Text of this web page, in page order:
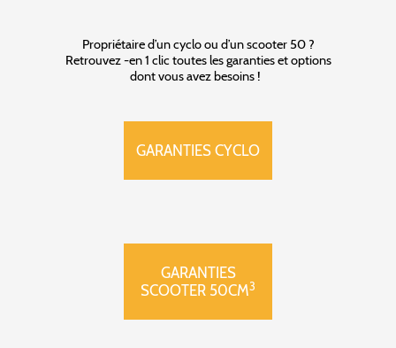
Propriétaire d’un cyclo ou d’un scooter 50 ?
Retrouvez -en 1 clic toutes les garanties et options
dont vous avez besoins !
GARANTIES CYCLO
GARANTIES
SCOOTER 50CM3